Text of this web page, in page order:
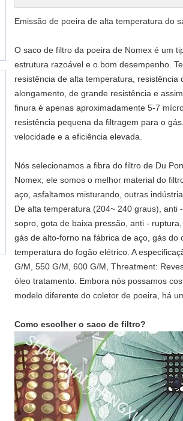
Emissão de poeira de alta temperatura do
O saco de filtro da poeira de Nomex é um
estrutura razoável e o bom desempenho.
resistência de alta temperatura,
alongamento, de grande resistência e
finura é apenas aproximadamente 5-7
resistência pequena da filtragem para o
velocidade e a eficiência elevada.
Nós selecionamos a fibra do filtro de Du
Nomex, ele somos o melhor material do
aço, asfaltamos misturando, outras
De alta temperatura (204~ 240 graus), anti
sopro, gota de baixa pressão, anti -
gás de alto-forno na fábrica de aço, gás
temperatura do fogão elétrico. A
G/M, 550 G/M, 600 G/M, Threatment:
óleo tratamento. Embora nós possamos
modelo diferente do coletor de poeira, há
Como escolher o saco de filtro?